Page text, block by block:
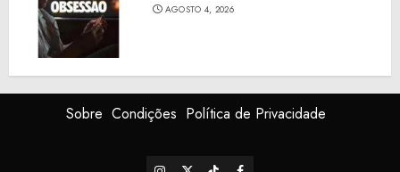
AGOSTO 4, 2026
Sobre Condições Política de Privacidade
Instagram
X TikTokFacebook